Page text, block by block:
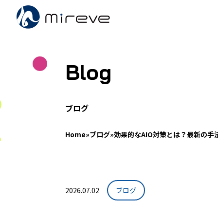
Blog
ブログ
Home»ブログ»効果的なAIO対策とは？最新の手
2026.07.02 ブログ